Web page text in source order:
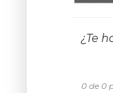
¿Te
0 de 0